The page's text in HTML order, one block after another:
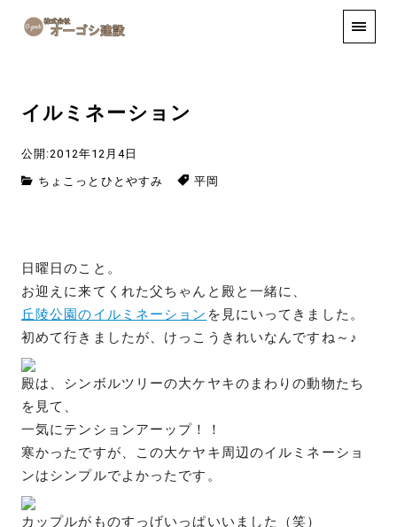
手しごと
イルミネーション
公開:2012年12月4日
ちょこっとひとやすみ 平岡
日曜日のこと。
お迎えに来てくれた父ちゃんと殿と一緒に、
丘陵公園のイルミネーション を見にいってきました。
初めて行きましたが、けっこうきれいなんですね～♪
殿は、シンボルツリーの大ケヤキのまわりの動物たち
を見て、
一気にテンションアーップ！！
寒かったですが、この大ケヤキ周辺のイルミネーショ
ンはシンプルでよかったです。
カップルがものすっげいっぱいいました（笑）